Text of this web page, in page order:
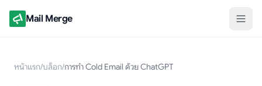
Mail Merge
หน้าแรก/บล็อก/การทำ Cold Email ด้วย ChatGPT